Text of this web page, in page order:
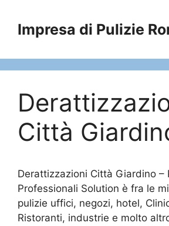
contenuto
Impresa di Pulizie
Città
Derattizzazioni Città Giardino –
Professionali Solution è fra le
pulizie uffici, negozi, hotel,
Ristoranti, industrie e molto